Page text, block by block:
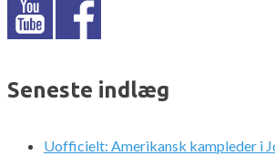
Seneste indlæg
Uofficielt: Amerikansk kampleder i